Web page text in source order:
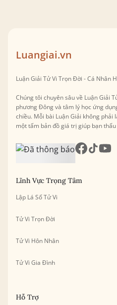
Luangiai.vn
Luận Giải Tử Vi Trọn Đời - Cá Nhân
Chúng tôi chuyên sâu về Luận Giải
phương Đông và tâm lý học ứng
chiều. Mỗi bài Luận Giải không phải
một tấm bản đồ giá trị giúp bạn
Lĩnh Vực Trọng Tâm
Lập Lá Số Tử Vi
Tử Vi Trọn Đời
Tử Vi Hôn Nhân
Tử Vi Gia Đình
Hỗ Trợ